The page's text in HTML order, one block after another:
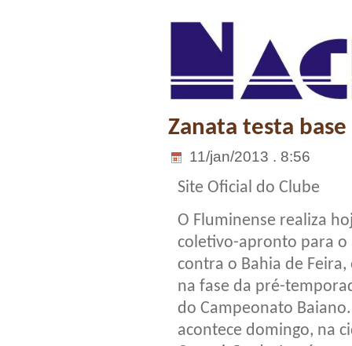
Zanata testa
11/jan/2013 . 8:56
Site Oficial do Clube
O Fluminense realiza
coletivo-apronto para o
contra o Bahia de
na fase da pré-
do Campeonato
acontece domingo, na